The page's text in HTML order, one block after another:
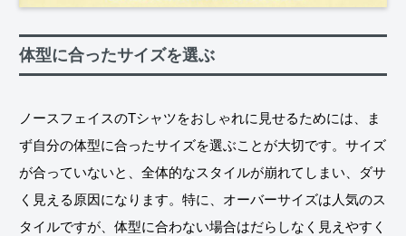
体型に合ったサイズを選ぶ
ノースフェイスのTシャツをおしゃれに見せるためには、ま
ず自分の体型に合ったサイズを選ぶことが大切です。サイズ
が合っていないと、全体的なスタイルが崩れてしまい、ダサ
く見える原因になります。特に、オーバーサイズは人気のス
タイルですが、体型に合わない場合はだらしなく見えやすく